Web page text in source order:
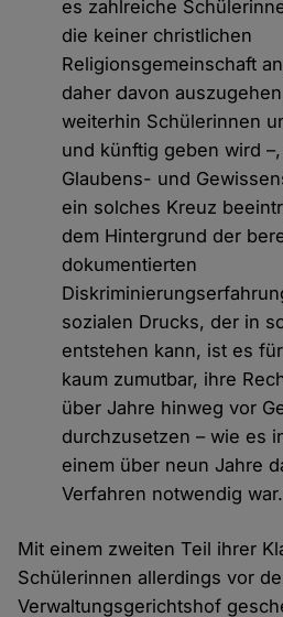
es zahlreiche
die keiner christlichen
Religionsgemeinschaft
daher davon
weiterhin Schülerinnen
und künftig geben wird
Glaubens- und
ein solches Kreuz
dem Hintergrund der
dokumentierten
sozialen Drucks, der in
entstehen kann, ist es
kaum zumutbar, ihre
über Jahre hinweg vor
durchzusetzen – wie es
einem über neun Jahre
Verfahren notwendig
Mit einem zweiten Teil ihrer
Schülerinnen allerdings vor
Verwaltungsgerichtshof